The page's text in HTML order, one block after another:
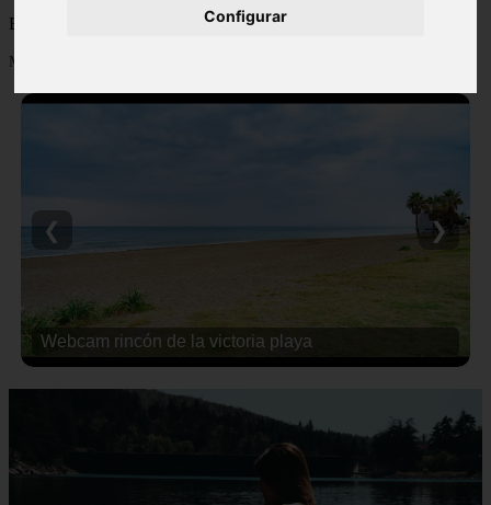
Configurar
Blog sobre viajes y turismo, nacional e internacional, caro y barato
Mostrando 1 - 24 de 502 artículos
Webcam rincón de la victoria playa
❮ ❯